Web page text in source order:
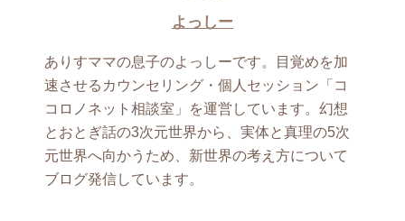
よっしー
ありすママの息子のよっしーです。目覚めを加
速させるカウンセリング・個人セッション「コ
コロノネット相談室」を運営しています。幻想
とおとぎ話の3次元世界から、実体と真理の5次
元世界へ向かうため、新世界の考え方について
ブログ発信しています。